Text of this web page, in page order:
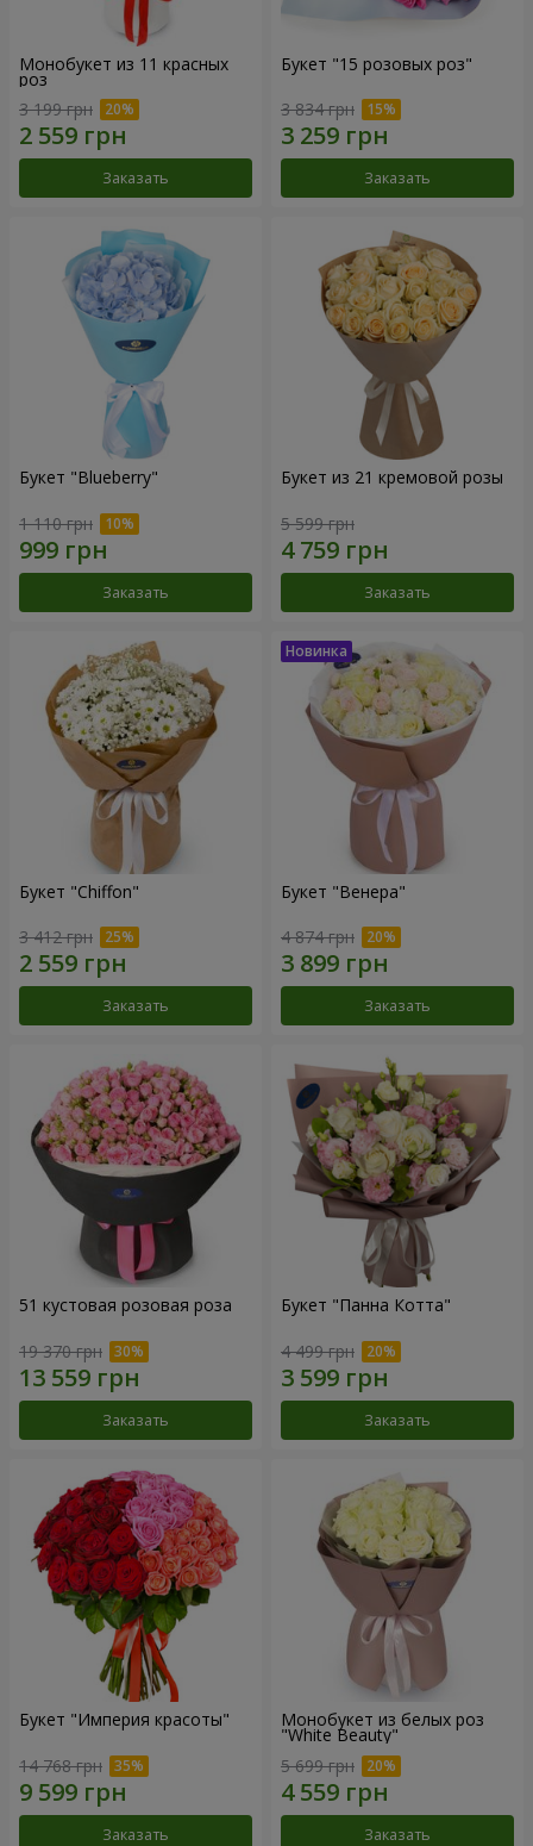
Монобукет из 11 красных
роз
3 199 грн
Заказать
Букет "15 розовых роз"
3 834 грн
Заказать
Букет "Blueberry"
1 110 грн
Заказать
Букет из 21 кремовой розы
5 599 грн
Заказать
Букет "Chiffon"
3 412 грн
Заказать
Букет "Венера"
4 874 грн
Заказать
51 кустовая розовая роза
19 370 грн
Заказать
Букет "Панна Котта"
4 499 грн
Заказать
Букет "Империя красоты"
14 768 грн
Заказать
Монобукет из белых роз
"White Beauty"
5 699 грн
Заказать